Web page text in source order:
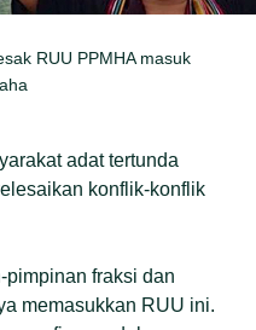
RUU PPMHA masuk
adat tertunda
konflik-konflik
pimpinan fraksi dan
memasukkan RUU ini.